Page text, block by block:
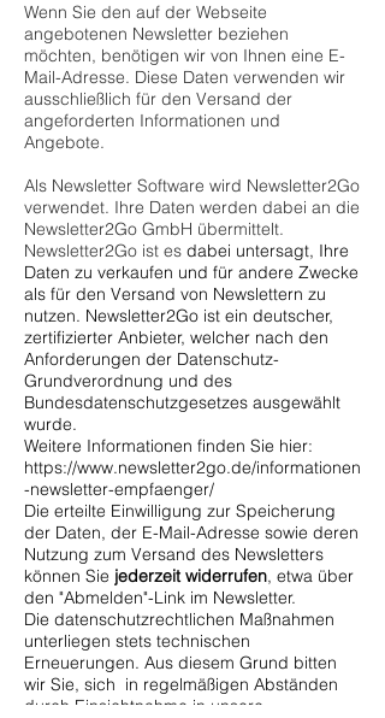
Wenn Sie den auf der Webseite
angebotenen Newsletter beziehen
möchten, benötigen wir von Ihnen eine E-
Mail-Adresse. Diese Daten verwenden wir
ausschließlich für den Versand der
angeforderten Informationen und
Angebote.
Als Newsletter Software wird Newsletter2Go
verwendet. Ihre Daten werden dabei an die
Newsletter2Go GmbH übermittelt.
Newsletter2Go ist es dabei untersagt, Ihre
Daten zu verkaufen und für andere Zwecke
als für den Versand von Newslettern zu
nutzen. Newsletter2Go ist ein deutscher,
zertifizierter Anbieter, welcher nach den
Anforderungen der Datenschutz-
Grundverordnung und des
Bundesdatenschutzgesetzes ausgewählt
wurde.
Weitere Informationen finden Sie hier:
https://www.newsletter2go.de/informationen
-newsletter-empfaenger/
Die erteilte Einwilligung zur Speicherung
der Daten, der E-Mail-Adresse sowie deren
Nutzung zum Versand des Newsletters
können Sie jederzeit widerrufen, etwa über
den "Abmelden"-Link im Newsletter.
Die datenschutzrechtlichen Maßnahmen
unterliegen stets technischen
Erneuerungen. Aus diesem Grund bitten
wir Sie, sich in regelmäßigen Abständen
durch Einsichtnahme in unsere